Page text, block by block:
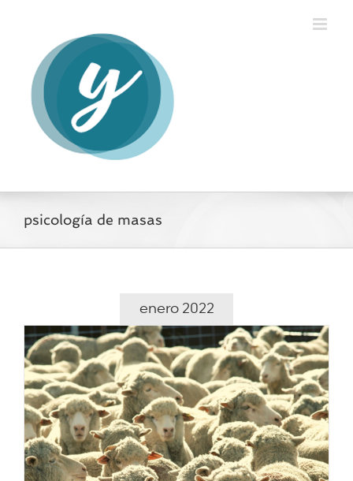
contenido
psicología de masas
enero 2022